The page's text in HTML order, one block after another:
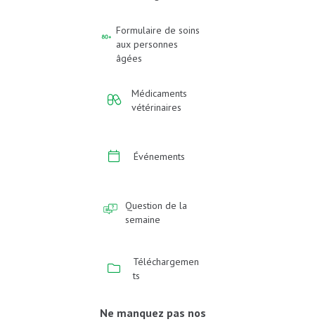
Formulaire de soins
aux personnes
âgées
Médicaments
vétérinaires
Événements
Question de la
semaine
Téléchargemen
ts
Ne manquez pas nos